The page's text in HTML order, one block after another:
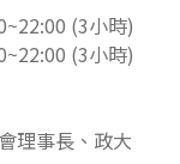
(3小時)
(3小時)
理事長、政大